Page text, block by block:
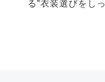
る”衣装選びをし